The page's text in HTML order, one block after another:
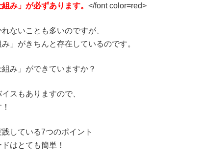
み」が必ずあります。 </font color=red>
ないことも多いのですが、
」がきちんと存在しているのです。
み」ができていますか？
スもありますので、
している7つのポイント
はとても簡単！